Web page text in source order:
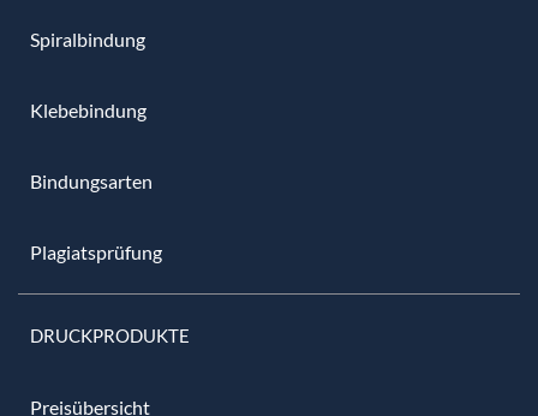
Spiralbindung
Klebebindung
Bindungsarten
Plagiatsprüfung
DRUCKPRODUKTE
Preisübersicht